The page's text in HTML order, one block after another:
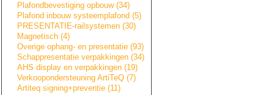
Plafondbevestiging opbouw (34)
Plafond inbouw systeemplafond (5)
PRESENTATIE-rail systemen (30)
Magnetisch (4)
Overige ophang- en presentatie (93)
Schappresentatie verpakkingen (34)
AHS display en verpakkingen (19)
Verkoopondersteuning ArtiTeQ (7)
Artiteq signing+preventie (11)